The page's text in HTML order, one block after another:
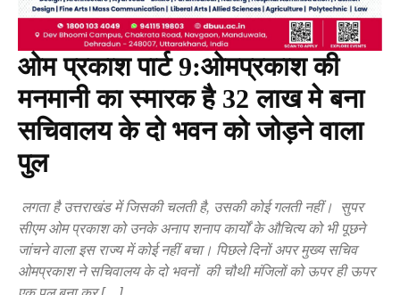
ओम प्रकाश पार्ट 9:ओमप्रकाश की
मनमानी का स्मारक है 32 लाख मे बना
सचिवालय के दो भवन को जोड़ने वाला
पुल
लगता है उत्तराखंड में जिसकी चलती है, उसकी कोई गलती नहीं। सुपर
सीएम ओम प्रकाश को उनके अनाप शनाप कार्यों के औचित्य को भी पूछने
जांचने वाला इस राज्य में कोई नहीं बचा। पिछले दिनों अपर मुख्य सचिव
ओमप्रकाश ने सचिवालय के दो भवनों की चौथी मंजिलों को ऊपर ही ऊपर